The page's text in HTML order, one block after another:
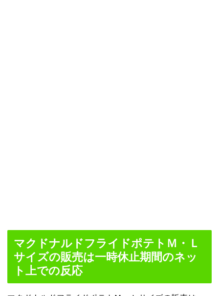
マクドナルドフライドポテトＭ・Ｌ
サイズの販売は一時休止期間のネッ
ト上での反応